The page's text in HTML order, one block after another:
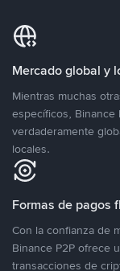
Mercado global y
Mientras muchas
específicos, Binance
verdaderamente
locales.
Formas de pagos
Con la confianza de
Binance P2P ofrece
transacciones de